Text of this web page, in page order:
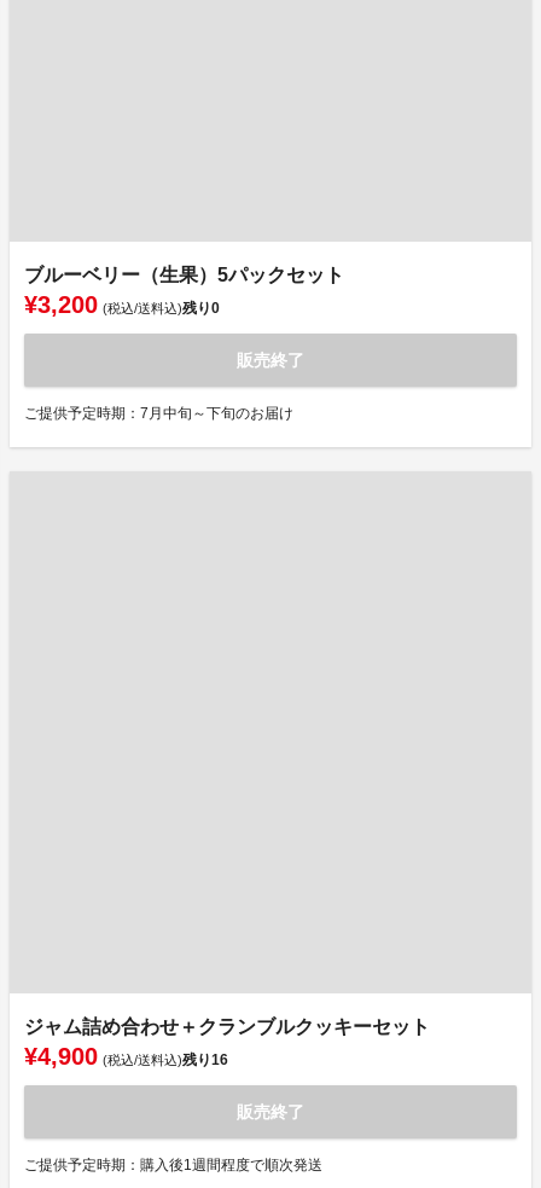
ブルーベリー（生果）5パックセット
¥3,200 (税込/送料込)残り0
販売終了
ご提供予定時期：7月中旬～下旬のお届け
ジャム詰め合わせ＋クランブルクッキーセット
¥4,900 (税込/送料込)残り16
販売終了
ご提供予定時期：購入後1週間程度で順次発送